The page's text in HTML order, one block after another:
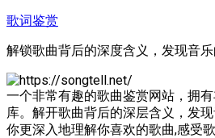
跳
内
容
歌词鉴赏
解锁歌曲背后的深度含义，发现音
一个非常有趣的歌曲鉴赏网站，拥
库。解开歌曲背后的深层含义，发
你更深入地理解你喜欢的歌曲,感受